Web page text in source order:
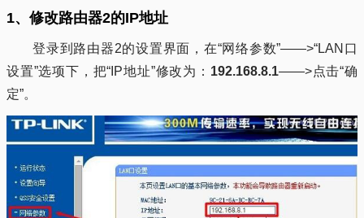
1、修改路由器2的IP地址
登录到路由器2的设置界面，在“网络参数”——>“LAN口
设置”选项下，把“IP地址”修改为： 192.168.8.1——>点击“确
定”。